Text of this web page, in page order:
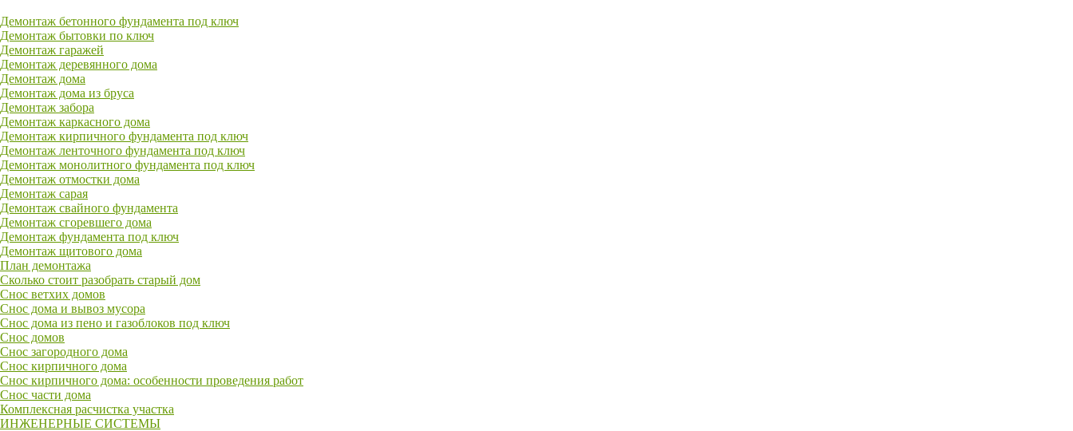
Демонтаж бетонного фундамента под ключ
Демонтаж бытовки по ключ
Демонтаж гаражей
Демонтаж деревянного дома
Демонтаж дома
Демонтаж дома из бруса
Демонтаж забора
Демонтаж каркасного дома
Демонтаж кирпичного фундамента под ключ
Демонтаж ленточного фундамента под ключ
Демонтаж монолитного фундамента под ключ
Демонтаж отмостки дома
Демонтаж сарая
Демонтаж свайного фундамента
Демонтаж сгоревшего дома
Демонтаж фундамента под ключ
Демонтаж щитового дома
План демонтажа
Сколько стоит разобрать старый дом
Снос ветхих домов
Снос дома и вывоз мусора
Снос дома из пено и газоблоков под ключ
Снос домов
Снос загородного дома
Снос кирпичного дома
Снос кирпичного дома: особенности проведения работ
Снос части дома
Комплексная расчистка участка
ИНЖЕНЕРНЫЕ СИСТЕМЫ